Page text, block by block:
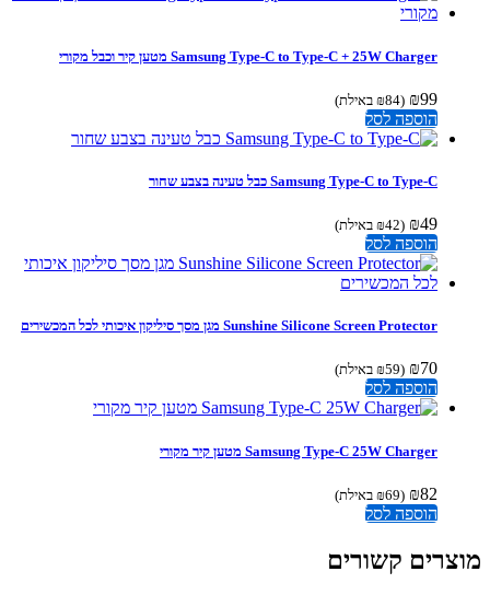
Samsung Type-C to Type-C + 25W Charger מטען קיר וכבל מקורי
(
₪84 באילת)
הוספה לסל
Samsung Type-C to Type-C כבל טעינה בצבע שחור
(
₪42 באילת)
הוספה לסל
Sunshine Silicone Screen Protector מגן מסך סיליקון איכותי לכל המכשירים
(
₪59 באילת)
הוספה לסל
Samsung Type-C 25W Charger מטען קיר מקורי
(
₪69 באילת)
הוספה לסל
קשורים